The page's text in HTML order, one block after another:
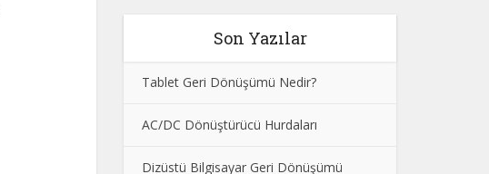
Son Yazılar
Tablet Geri Dönüşümü Nedir?
AC/DC Dönüştürücü Hurdaları
Dizüstü Bilgisayar Geri Dönüşümü